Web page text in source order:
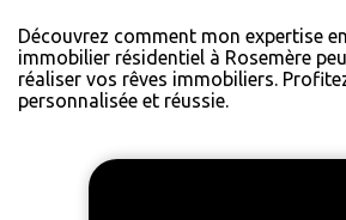
Découvrez comment mon expertise
immobilier résidentiel à Rosemère
réaliser vos rêves immobiliers.
personnalisée et réussie.